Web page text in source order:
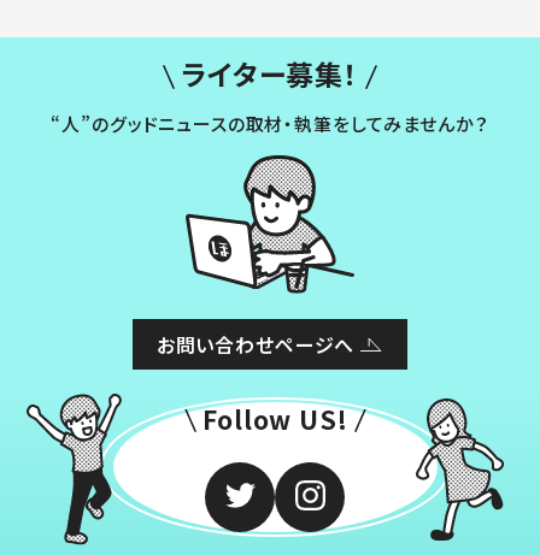
ライター募集！
“人”のグッドニュースの取材・執筆をしてみませんか？
お問い合わせページへ
Follow US!